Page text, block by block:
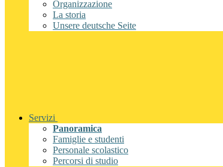
Organizzazione
La storia
Unsere deutsche Seite
Servizi
Panoramica
Famiglie e studenti
Personale scolastico
Percorsi di studio